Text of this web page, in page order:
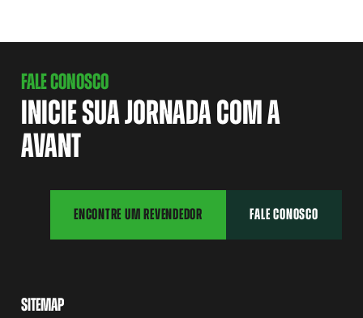
FALE CONOSCO
INICIE SUA JORNADA COM A
AVANT
ENCONTRE UM REVENDEDOR FALE CONOSCO
SITEMAP